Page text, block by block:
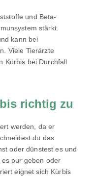
und Beta-
stärkt.
kann bei
Viele Tierärzte
Kürbis bei Durchfall
richtig zu
werden, da er
du das
oder dünstest es und
pur geben oder
eignet sich Kürbis